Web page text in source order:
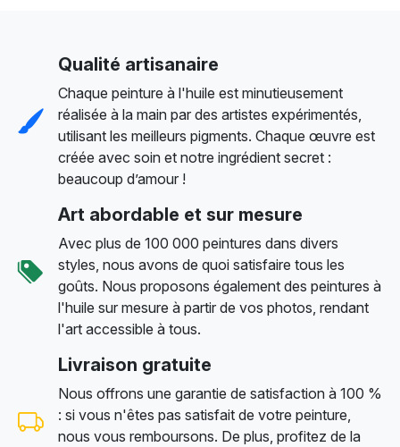
Qualité artisanaire
Chaque peinture à l'huile est minutieusement
réalisée à la main par des artistes expérimentés,
utilisant les meilleurs pigments. Chaque œuvre est
créée avec soin et notre ingrédient secret :
beaucoup d’amour !
Art abordable et sur mesure
Avec plus de 100 000 peintures dans divers
styles, nous avons de quoi satisfaire tous les
goûts. Nous proposons également des peintures à
l'huile sur mesure à partir de vos photos, rendant
l'art accessible à tous.
Livraison gratuite
Nous offrons une garantie de satisfaction à 100 %
: si vous n'êtes pas satisfait de votre peinture,
nous vous remboursons. De plus, profitez de la